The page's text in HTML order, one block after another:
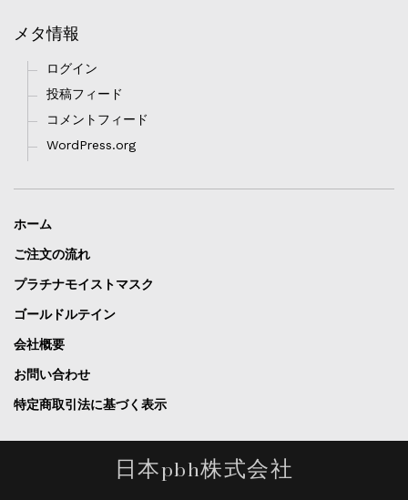
メタ情報
ログイン
投稿フィード
コメントフィード
WordPress.org
ホーム
ご注文の流れ
プラチナモイストマスク
ゴールドルテイン
会社概要
お問い合わせ
特定商取引法に基づく表示
日本pbh株式会社